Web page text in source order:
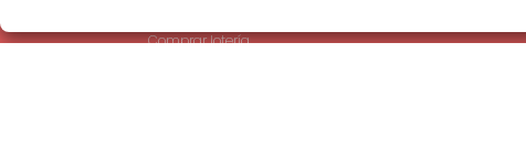
Comprar lotería